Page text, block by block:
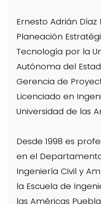
Ernesto Adrián
Planeación
Tecnología por la
Autónoma del
Gerencia de
Licenciado en
Universidad de las
Desde 1998 es
en el
Ingeniería Civil y
la Escuela de
las Américas